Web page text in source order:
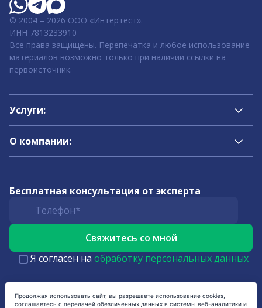
© 2004 – 2026 ООО «Интертест».
ИНН 7813233910
Все права защищены. Перепечатка и любое использование
материалов возможно только при наличии ссылки на
первоисточник.
Услуги:
О компании:
Бесплатная консультация от эксперта
Я согласен на обработку персональных данных
Продолжая использовать сайт, вы разрешаете использование cookies,
соглашаетесь с передачей обезличенных данных в системы веб-аналитики и